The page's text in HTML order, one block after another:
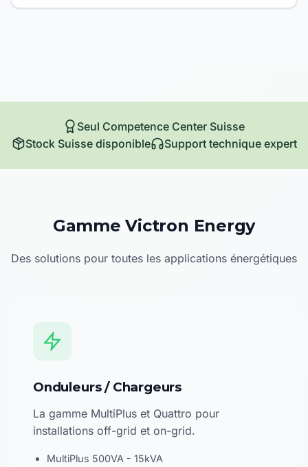
Seul Competence Center Suisse
Stock Suisse disponible
Support technique expert
Gamme Victron Energy
Des solutions pour toutes les applications énergétiques
Onduleurs / Chargeurs
La gamme MultiPlus et Quattro pour
installations off-grid et on-grid.
MultiPlus 500VA - 15kVA